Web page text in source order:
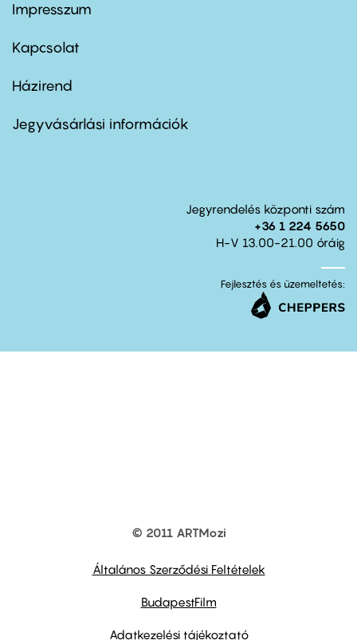
Footer
first
Impresszum
Kapcsolat
Footer
second
Házirend
Jegyvásárlási információk
Jegyrendelés központi szám
+36 1 224 5650
H-V 13.00-21.00 óráig
Fejlesztés és üzemeltetés:
© 2011 ARTMozi
Általános Szerződési Feltételek
BudapestFilm
Adatkezelési tájékoztató